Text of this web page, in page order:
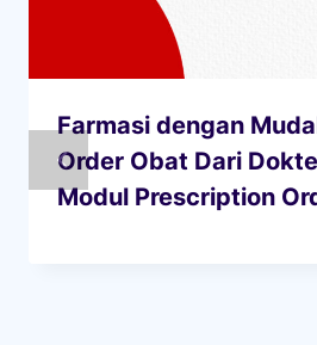
Farmasi dengan
Order Obat Dari
Modul Prescription